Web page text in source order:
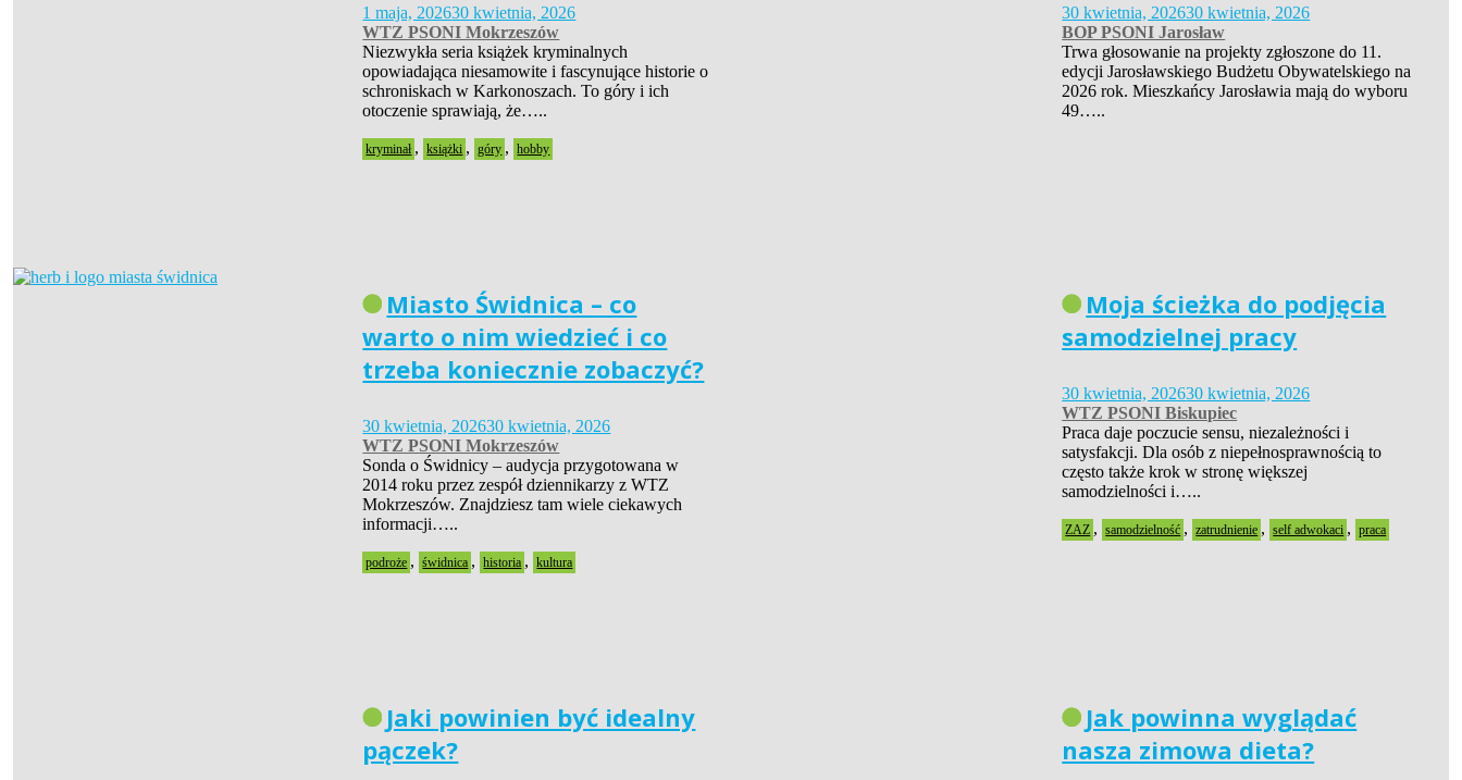
1 maja, 202630 kwietnia, 2026
WTZ PSONI Mokrzeszów
Niezwykła seria książek kryminalnych
opowiadająca niesamowite i fascynujące historie o
schroniskach w Karkonoszach. To góry i ich
otoczenie sprawiają, że…..
kryminał , książki , góry , hobby
30 kwietnia, 202630 kwietnia, 2026
BOP PSONI Jarosław
Trwa głosowanie na projekty zgłoszone do 11.
edycji Jarosławskiego Budżetu Obywatelskiego na
2026 rok. Mieszkańcy Jarosławia mają do wyboru
49…..
Miasto Świdnica – co
warto o nim wiedzieć i co
trzeba koniecznie zobaczyć?
30 kwietnia, 202630 kwietnia, 2026
WTZ PSONI Mokrzeszów
Sonda o Świdnicy – audycja przygotowana w
2014 roku przez zespół dziennikarzy z WTZ
Mokrzeszów. Znajdziesz tam wiele ciekawych
informacji…..
podroże , świdnica , historia , kultura
Moja ścieżka do podjęcia
samodzielnej pracy
30 kwietnia, 202630 kwietnia, 2026
WTZ PSONI Biskupiec
Praca daje poczucie sensu, niezależności i
satysfakcji. Dla osób z niepełnosprawnością to
często także krok w stronę większej
samodzielności i…..
ZAZ , samodzielność , zatrudnienie , self adwokaci , praca
Jaki powinien być idealny
pączek?
Jak powinna wyglądać
nasza zimowa dieta?